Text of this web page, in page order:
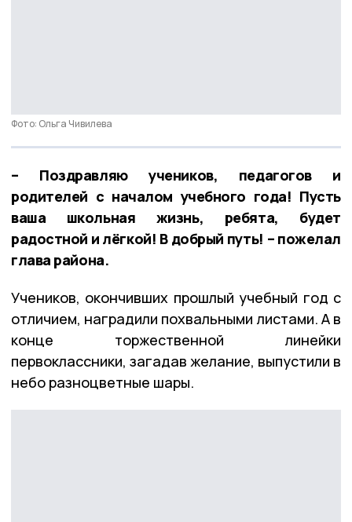
Фото: Ольга Чивилева
– Поздравляю учеников, педагогов и
родителей с началом учебного года! Пусть
ваша школьная жизнь, ребята, будет
радостной и лёгкой! В добрый путь! – пожелал
глава района.
Учеников, окончивших прошлый учебный год с
отличием, наградили похвальными листами. А в
конце торжественной линейки
первоклассники, загадав желание, выпустили в
небо разноцветные шары.